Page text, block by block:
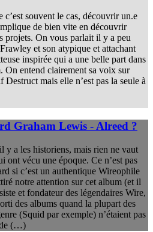
c’est souvent le cas, découvrir un.e
de bien vite en découvrir
projets. On vous parlait il y a peu
et son atypique et attachant
inspirée qui a une belle part dans
On entend clairement sa voix sur
Destruct mais elle n’est pas la seule à
Graham Lewis - Alreed ?
y a les historiens, mais rien ne vaut
ont vécu une époque. Ce n’est pas
si c’est un authentique Wireophile
notre attention sur cet album (et il
et fondateur des légendaires Wire,
des albums quand la plupart des
(Squid par exemple) n’étaient pas
de (…)